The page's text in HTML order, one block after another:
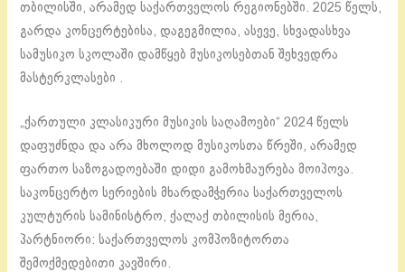
თბილისში, არამედ საქართველოს რეგიონებში. 2025 წელს,
გარდა კონცერტებისა, დაგეგმილია, ასევე, სხვადასხვა
სამუსიკო სკოლაში დამწყებ მუსიკოსებთან შეხვედრა
მასტერკლასები .
„ქართული კლასიკური მუსიკის საღამოები“ 2024 წელს
დაფუძნდა და არა მხოლოდ მუსიკოსთა წრეში, არამედ
ფართო საზოგადოებაში დიდი გამოხმაურება მოიპოვა.
საკონცერტო სერიების მხარდამჭერია საქართველოს
კულტურის სამინისტრო, ქალაქ თბილისის მერია,
პარტნიორი: საქართველოს კომპოზიტორთა
შემოქმედებითი კავშირი.